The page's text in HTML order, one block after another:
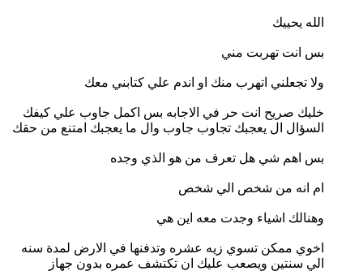
الله يحييك
بس انت تهربت مني
ولا تجعلني اتهرب منك او اندم علي كتابني معك
خليك صريح انت حر في الاجابه بس اكمل جاوب علي كيفك
السؤال ال يعجبك تجاوب جاوب وال ما يعجبك امتنع من حقك
بس اهم شي هل تعرف من هو الذي وجده
ام انه من شخص الي شخص
وهنالك اشياء وجدت معه اين هي
اخوي ممكن تسوي زيه عشره وتدفنها في الارض لمدة سنه
الي سنتين ويصعب عليك ان تكتشف عمره بدون جهاز